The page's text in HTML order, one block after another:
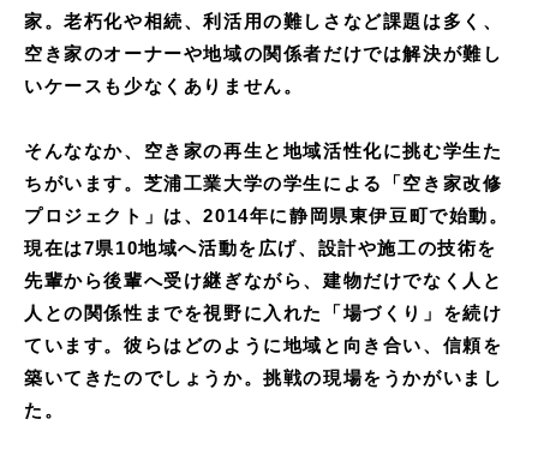
家。老朽化や相続、利活用の難しさなど課題は多く、
空き家のオーナーや地域の関係者だけでは解決が難し
いケースも少なくありません。
そんななか、空き家の再生と地域活性化に挑む学生た
ちがいます。芝浦工業大学の学生による「空き家改修
プロジェクト」は、2014年に静岡県東伊豆町で始動。
現在は7県10地域へ活動を広げ、設計や施工の技術を
先輩から後輩へ受け継ぎながら、建物だけでなく人と
人との関係性までを視野に入れた「場づくり」を続け
ています。彼らはどのように地域と向き合い、信頼を
築いてきたのでしょうか。挑戦の現場をうかがいまし
た。